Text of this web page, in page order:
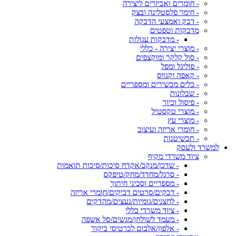
- חומרים ואביזרים ליצירה
- חימר פלסטלינה ובצק
- דבק ואמצעי הדבקה
מדבקות וטפטים
- מדבקות עגולות
- מוצרי יצירה - כללי
- סול קלקר ומוקצפים
- פוליגל ומפל
- קאפה וקנווס
- כלים מכשירים ומספריים
- שבלונות
- פיסול וכיור
- מוצרי טקסטיל
- מוצרי עץ
- חומרי אריזה ועיצוב
- תכשיטנות
למשרד ולעסק
ציוד משרדי מקיף
- שדכן/מנקב/אקדח סיכות/סיכות תואמות
- סרגל/מחדד/מחק/טיפקס
- מספריים וסכיני חיתוך
- דבקים/סרטים דביקים/חומרי אריזה
- לחצנים/גומיות/נעצים/מהדקים
- ציוד משרדי כללי
- מעמד לשולחן/מגשים/סל אשפה
- אלפון/אלבום לכרטיסי ביקור